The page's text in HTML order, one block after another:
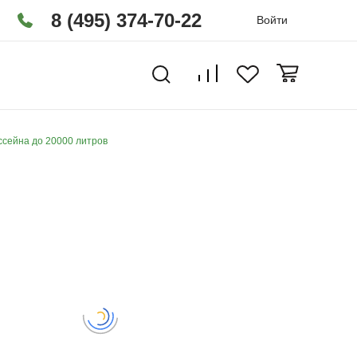
8 (495) 374-70-22 Войти
до 20000 литров